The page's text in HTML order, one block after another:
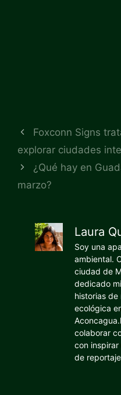
Foxconn Signs
explorar ciudades
¿Qué hay en
marzo?
Laura
Soy una
ambiental.
ciudad de
dedicado
historias de
ecológica
colaborar
con
de